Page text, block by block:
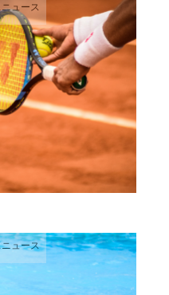
ュース
ュース